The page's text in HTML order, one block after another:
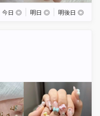
今日 ◎ 明日 ◎ 明後日 ◎